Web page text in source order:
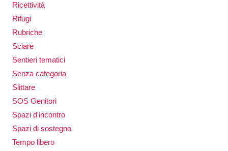
Ricettività
Rifugi
Rubriche
Sciare
Sentieri tematici
Senza categoria
Slittare
SOS Genitori
Spazi d'incontro
Spazi di sostegno
Tempo libero